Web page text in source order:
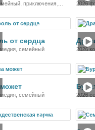
приключения,
2026
Фильм
от сердца
семейный 2026
семейный 2026
Фильм